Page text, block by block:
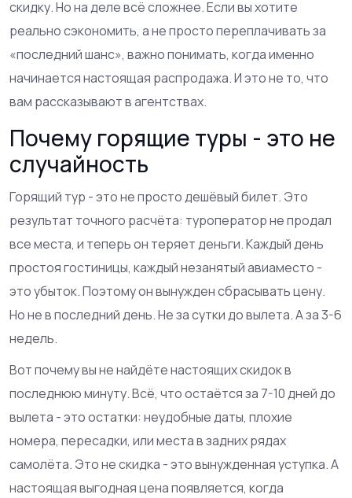
скидку. Но на деле всё сложнее. Если вы хотите
реально сэкономить, а не просто переплачивать за
«последний шанс», важно понимать, когда именно
начинается настоящая распродажа. И это не то, что
вам рассказывают в агентствах.
Почему горящие туры - это не
случайность
Горящий тур - это не просто дешёвый билет. Это
результат точного расчёта: туроператор не продал
все места, и теперь он теряет деньги. Каждый день
простоя гостиницы, каждый незанятый авиаместо -
это убыток. Поэтому он вынужден сбрасывать цену.
Но не в последний день. Не за сутки до вылета. А за 3-6
недель.
Вот почему вы не найдёте настоящих скидок в
последнюю минуту. Всё, что остаётся за 7-10 дней до
вылета - это остатки: неудобные даты, плохие
номера, пересадки, или места в задних рядах
самолёта. Это не скидка - это вынужденная уступка. А
настоящая выгодная цена появляется, когда